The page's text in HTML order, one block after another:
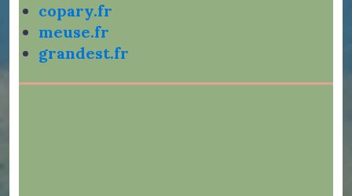
copary.fr
meuse.fr
grandest.fr